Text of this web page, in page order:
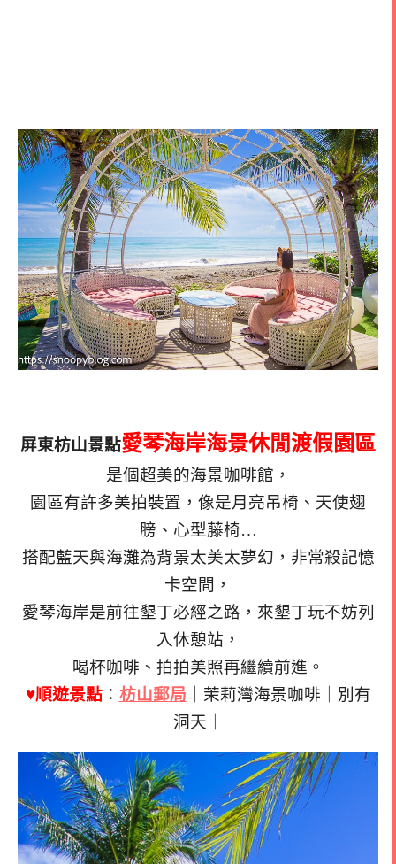
屏東枋山景點愛琴海岸海景休閒渡假園區
是個超美的海景咖啡館，
園區有許多美拍裝置，像是月亮吊椅、天使翅
膀、心型藤椅…
搭配藍天與海灘為背景太美太夢幻，非常殺記憶
卡空間，
愛琴海岸是前往墾丁必經之路，來墾丁玩不妨列
入休憩站，
喝杯咖啡、拍拍美照再繼續前進。
♥順遊景點： 枋山郵局 ｜茉莉灣海景咖啡｜別有
洞天｜